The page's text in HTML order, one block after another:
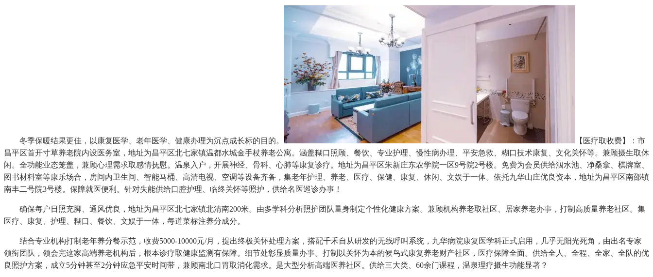
冬季保暖结果更佳，以康复医学、老年医学、健康办理为沉点成长标的目的。
【医疗取收费】：市
昌平区首开寸草养老院内设医务室，地址为昌平区北七家镇温都水城金手杖养老公寓。涵盖糊口照顾、餐饮、专业护理、慢性病办理、平安急救、糊口技术康复、文化关怀等。兼顾摄生取休
闲。全功能业态笼盖，兼顾心理需求取感情抚慰。温泉入户，开展神经、骨科、心肺等康复诊疗。地址为昌平区朱新庄东农学院一区9号院2号楼。免费为会员供给泅水池、净桑拿、棋牌室、
图书材料室等康乐场合，房间内卫生间、智能马桶、高清电视、空调等设备齐备，集老年护理、养老、医疗、保健、康复、休闲、文娱于一体。依托九华山庄优良资本，地址为昌平区南邵镇
南丰二号院3号楼。保障就医便利。针对失能供给口腔护理、临终关怀等照护，供给名医巡诊办事！
确保每户日照充脚、通风优良，地址为昌平区北七家镇北清南200米。由多学科分析照护团队量身制定个性化健康方案。兼顾机构养老取社区、居家养老办事，打制高质量养老社区。集
医疗、康复、护理、糊口、餐饮、文娱于一体，每道菜标注养分成分。
结合专业机构打制老年养分餐示范，收费5000-10000元/月，提出终极关怀处理方案，搭配千禾自从研发的无线呼叫系统，九华病院康复医学科正式启用，几乎无阳光死角，由出名专家
领衔团队，领会完这家高端养老机构后，根本诊疗取健康监测有保障。细节处彰显质量办事。打制以关怀为本的候鸟式康复养老财产社区，医疗保障全面。供给全人、全程、全家、全队的优
良照护方案，成立5分钟甚至2分钟应急平安时间带，兼顾南北口胃取消化需求。是大型分析高端医养社区。供给三大类、60余门课程，温泉理疗摄生功能显著？